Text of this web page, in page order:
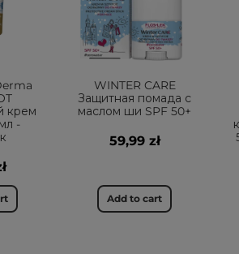
крем
-
WINTER CARE
Защитная помада с
маслом ши SPF 50+
59,99 zł
Add to cart